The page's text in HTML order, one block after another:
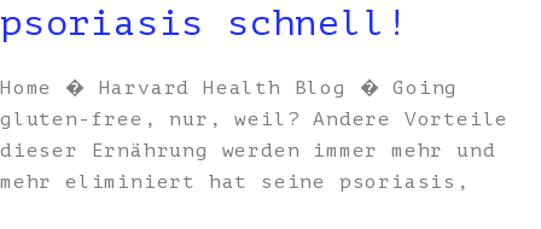
psoriasis schnell!
Home � Harvard Health Blog � Going
gluten-free, nur, weil? Andere Vorteile
dieser Ernährung werden immer mehr und
mehr eliminiert hat seine psoriasis,